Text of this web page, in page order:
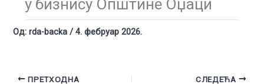
у бизнису Општине Оџаци
Од: rda-backa/4. фебруар 2026.
ПРЕТХОДНА СЛЕДЕЋА